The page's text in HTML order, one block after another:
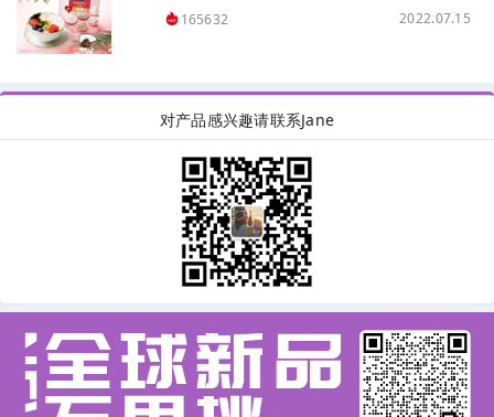
165632 2022.07.15
对产品感兴趣请联系Jane